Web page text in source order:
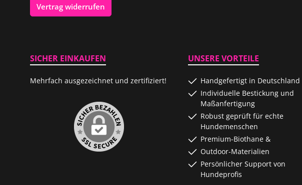
Vertrag widerrufen
SICHER EINKAUFEN
Mehrfach ausgezeichnet und zertifiziert!
UNSERE VORTEILE
Handgefertigt in Deutschland
Individuelle Bestickung und
Maßanfertigung
Robust geprüft für echte
Hundemenschen
Premium-Biothane &
Outdoor-Materialien
Persönlicher Support von
Hundeprofis